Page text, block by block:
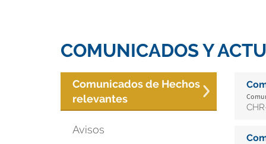
COMUNICADOS Y
Comunicados de Hechos
relevantes
Avisos